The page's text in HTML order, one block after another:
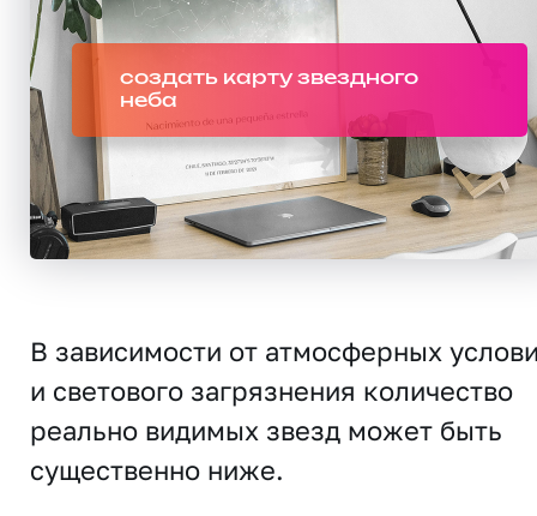
создать карту звездного
неба
В зависимости от атмосферных
и светового загрязнения количество
реально видимых звезд может быть
существенно ниже.